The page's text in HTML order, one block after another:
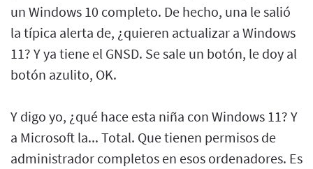
un Windows 10 completo. De hecho, una le salió
la típica alerta de, ¿quieren actualizar a Windows
11? Y ya tiene el GNSD. Se sale un botón, le doy al
botón azulito, OK.
Y digo yo, ¿qué hace esta niña con Windows 11? Y
a Microsoft la... Total. Que tienen permisos de
administrador completos en esos ordenadores. Es